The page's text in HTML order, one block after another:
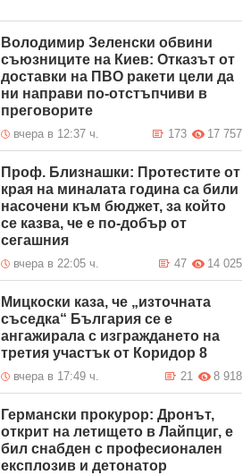
Володимир Зеленски обвини
съюзниците на Киев: Отказът от
доставки на ПВО ракети цели да
ни направи по-отстъпчиви в
преговорите
вчера в 12:37 ч. 17 757
173
Проф. Близнашки: Протестите от
края на миналата година са били
насочени към бюджет, за който
се казва, че е по-добър от
сегашния
вчера в 22:05 ч. 14 025
47
Мицкоски каза, че „източната
съседка“ България се е
ангажирала с изграждането на
третия участък от Коридор 8
вчера в 17:49 ч. 8 918
21
Германски прокурор: Дронът,
открит на летището в Лайпциг, е
бил снабден с професионален
експлозив и детонатор